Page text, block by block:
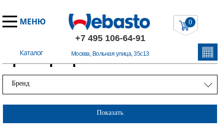
МЕНЮ
+7 495 106-64-91
Москва, Вольная улица, 35с13
Каталог
0
Примеры работ
Бренд
Показать